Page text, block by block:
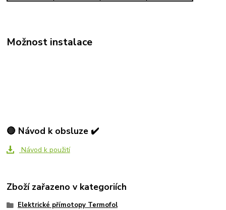
Možnost instalace
🔴 Návod k obsluze ✔️
Návod k použití
Zboží zařazeno v kategoriích
Elektrické přímotopy Termofol